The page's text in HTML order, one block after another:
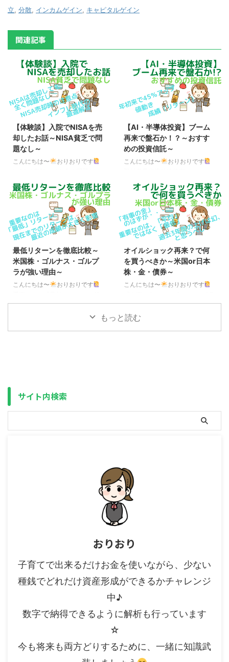
立 分散 インカムゲイン キャピタルゲイン
関連記事
【体験談】入院でNISAを売
却したお話～NISA貧乏で問
題なし～
こんにちは〜
おりおりです
久々の更新になってしまいました
が、実は突然、IgA血管炎を発症
（両足に大量の紫斑が発生）し、
ステロイドパルス療法＋安静のた
め、3週間ほど緊急入院をしてい
ました。（成人の場合、IgA腎症
（国の指定難病で原則、一生治ら
ない）を合併する確率が60％を
超えるため、慎重になっていまし
た） 月またぎで高額療養費が2ヶ
月分になった上、下記の記事のと
NISAに入れていたため（生活防
衛資金（災害用の紙幣・硬貨は除
【AI・半導体投資】ブーム
再来で盤石か！？～おすす
めの投資信託～
こんにちは〜
おりおりです
半）、年初来で45％アップ 現
在、中東情勢の先行きは、極めて
不透明な状態が続いていますが、
株に関しては意外と好調で、中で
もAI・半導体関連株は絶好調で
す。 今年の年初（2026年1月5
日）を100とした場合の現在
（2026年5月15日）までの値動
き ※円ベース S&P500
TRNASDAQ100 TRMSCI ACWI
TR日経平均 TRFANG+ゴールド
投資）109.33116.57109.21119 ...
最低リターンを徹底比較～
米国株・ゴルナス・ゴルプ
ラが強い理由～
こんにちは〜
おりおりです
資において、過去のデータを参考
にする時、見るべきは「平均値」
も、どの時点を開始（終了）とす
オイルショック再来？で何
を買うべきか～米国or日本
株・金・債券～
こんにちは〜
おりおりです
末ころから始まったアメリカ、イ
スラエルとイランの戦闘がまだ続
場合の現在（2026年3月26日）
もっと読む
サイト内検索
おりおり
子育てで出来るだけお金を使いながら、少ない
種銭でどれだけ資産形成ができるかチャレンジ
中♪
数字で納得できるように解析も行っています
☆
今も将来も両方どりするために、一緒に知識武